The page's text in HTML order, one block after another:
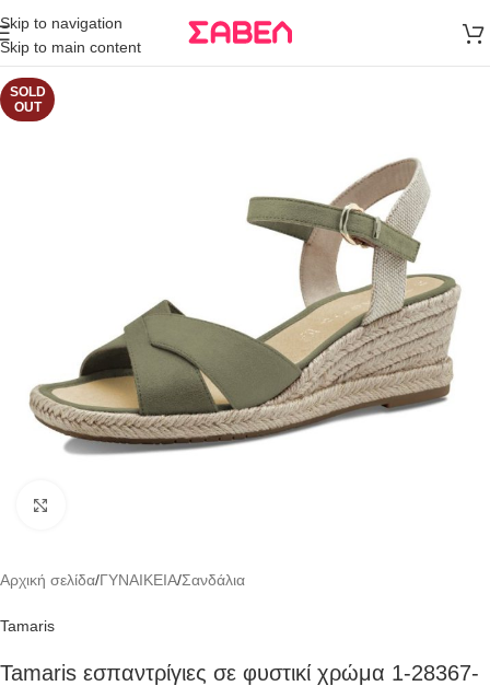
Skip to navigation
Skip to main content
άνω των 80€
Παραγγελία
SOLD
OUT
Αρχική σελίδα/ΓΥΝΑΙΚΕΙΑ/Σανδάλια
Tamaris
Tamaris εσπαντρίγιες σε φυστικί χρώμα 1-28367-